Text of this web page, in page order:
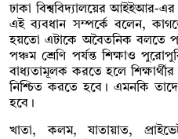
ঢাকা বিশ্ববিদ্যালয়ের আইইআর-
এই ব্যবধান সম্পর্কে বলেন,
হয়তো এটাকে অবৈতনিক বলতে
পঞ্চম শ্রেণি পর্যন্ত শিক্ষাও
বাধ্যতামূলক করতে হলে
নিশ্চিত করতে হবে। এমনকি
হবে।
খাতা, কলম, যাতায়াত,